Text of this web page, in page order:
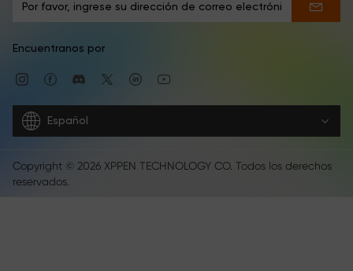
Encuentranos por
Español
Copyright © 2026 XPPEN TECHNOLOGY CO. Todos los derechos
reservados.